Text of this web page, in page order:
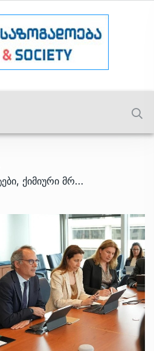
/ SME, ენერგოპროექტები, ქიმიური მრეწველობა… – რა მიმართულებების დაფინანსებას გეგმავს IFC საქართველოში?